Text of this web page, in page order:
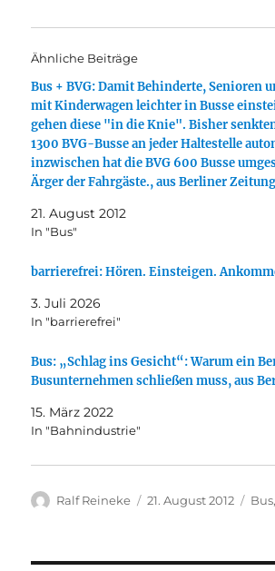
Ähnliche Beiträge
Bus + BVG: Damit Behinderte, Senioren
mit Kinderwagen leichter in Busse
gehen diese "in die Knie". Bisher
1300 BVG-Busse an jeder Haltestelle
inzwischen hat die BVG 600 Busse
Ärger der Fahrgäste., aus Berliner Zeitung
21. August 2012
In "Bus"
barrierefrei: Hören. Einsteigen.
3. Juli 2026
In "barrierefrei"
Bus: „Schlag ins Gesicht“: Warum ein
Busunternehmen schließen muss, aus
15. März 2022
In "Bahnindustrie"
Autor
Ralf Reineke
Veröffentlicht
21. August 2012 Bus,